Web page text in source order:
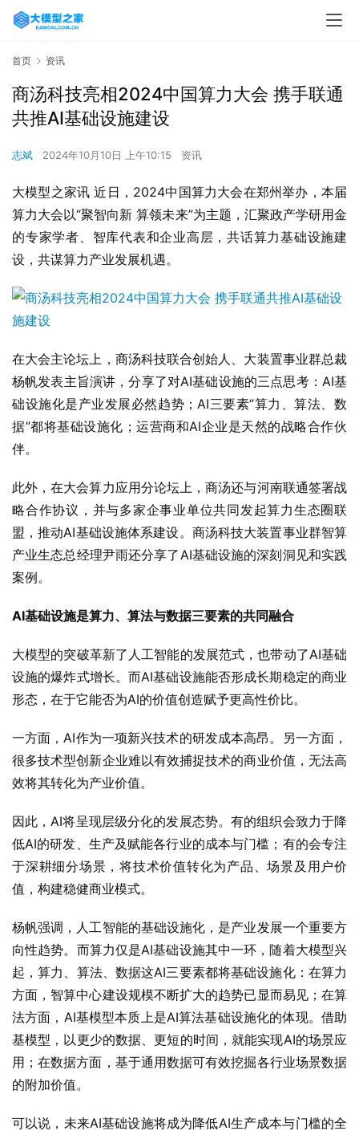
首页 资讯
商汤科技亮相2024中国算力大会 携手联通
共推AI基础设施建设
志斌 2024年10月10日 上午10:15 资讯
大模型之家讯 近日，2024中国算力大会在郑州举办，本届
算力大会以“聚智向新 算领未来”为主题，汇聚政产学研用金
的专家学者、智库代表和企业高层，共话算力基础设施建
设，共谋算力产业发展机遇。
在大会主论坛上，商汤科技联合创始人、大装置事业群总裁
杨帆发表主旨演讲，分享了对AI基础设施的三点思考：AI基
础设施化是产业发展必然趋势；AI三要素“算力、算法、数
据”都将基础设施化；运营商和AI企业是天然的战略合作伙
伴。
此外，在大会算力应用分论坛上，商汤还与河南联通签署战
略合作协议，并与多家企事业单位共同发起算力生态圈联
盟，推动AI基础设施体系建设。商汤科技大装置事业群智算
产业生态总经理尹雨还分享了AI基础设施的深刻洞见和实践
案例。
AI基础设施是算力、算法与数据三要素的共同融合
大模型的突破革新了人工智能的发展范式，也带动了AI基础
设施的爆炸式增长。而AI基础设施能否形成长期稳定的商业
形态，在于它能否为AI的价值创造赋予更高性价比。
一方面，AI作为一项新兴技术的研发成本高昂。另一方面，
很多技术型创新企业难以有效捕捉技术的商业价值，无法高
效将其转化为产业价值。
因此，AI将呈现层级分化的发展态势。有的组织会致力于降
低AI的研发、生产及赋能各行业的成本与门槛；有的会专注
于深耕细分场景，将技术价值转化为产品、场景及用户价
值，构建稳健商业模式。
杨帆强调，人工智能的基础设施化，是产业发展一个重要方
向性趋势。而算力仅是AI基础设施其中一环，随着大模型兴
起，算力、算法、数据这AI三要素都将基础设施化：在算力
方面，智算中心建设规模不断扩大的趋势已显而易见；在算
法方面，AI基模型本质上是AI算法基础设施化的体现。借助
基模型，以更少的数据、更短的时间，就能实现AI的场景应
用；在数据方面，基于通用数据可有效挖掘各行业场景数据
的附加价值。
可以说，未来AI基础设施将成为降低AI生产成本与门槛的全